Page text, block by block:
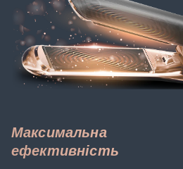
Максимальна
ефективність